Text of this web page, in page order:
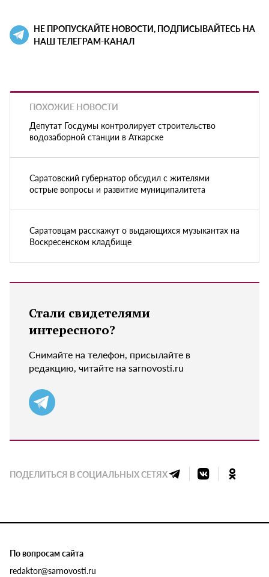
НЕ ПРОПУСКАЙТЕ НОВОСТИ, ПОДПИСЫВАЙТЕСЬ НА
НАШ ТЕЛЕГРАМ-КАНАЛ
ПОХОЖИЕ НОВОСТИ
Депутат Госдумы контролирует строительство
водозаборной станции в Аткарске
Саратовский губернатор обсудил с жителями
острые вопросы и развитие муниципалитета
Саратовцам расскажут о выдающихся музыкантах на
Воскресенском кладбище
Стали свидетелями
интересного?
Снимайте на телефон, присылайте в
редакцию, читайте на sarnovosti.ru
ПОДЕЛИТЬСЯ В СОЦИАЛЬНЫХ СЕТЯХ
По вопросам сайта
redaktor@sarnovosti.ru